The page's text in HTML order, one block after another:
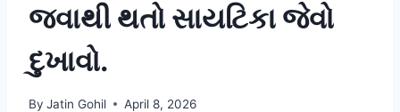
જવાથી થતો સાયટિકા જેવો
દુખાવો.
By Jatin Gohil April 8, 2026